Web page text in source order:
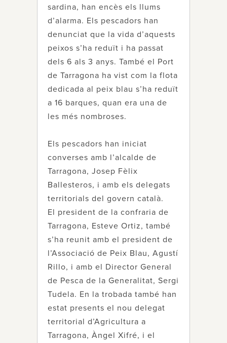
sardina, han encès els llums
d’alarma. Els pescadors han
denunciat que la vida d’aquests
peixos s’ha reduït i ha passat
dels 6 als 3 anys. També el Port
de Tarragona ha vist com la flota
dedicada al peix blau s’ha reduït
a 16 barques, quan era una de
les més nombroses.
Els pescadors han iniciat
converses amb l’alcalde de
Tarragona, Josep Fèlix
Ballesteros, i amb els delegats
territorials del govern català.
El president de la confraria de
Tarragona, Esteve Ortiz, també
s’ha reunit amb el president de
l’Associació de Peix Blau, Agustí
Rillo, i amb el Director General
de Pesca de la Generalitat, Sergi
Tudela. En la trobada també han
estat presents el nou delegat
territorial d’Agricultura a
Tarragona, Àngel Xifré, i el